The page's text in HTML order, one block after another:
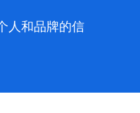
人和品牌的信